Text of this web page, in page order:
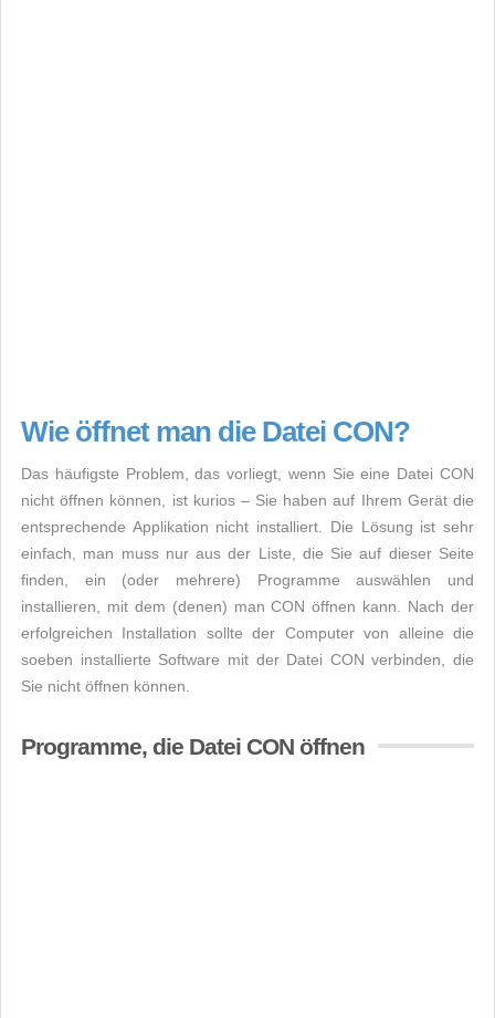
Wie öffnet man die Datei CON?
Das häufigste Problem, das vorliegt, wenn Sie eine Datei CON
nicht öffnen können, ist kurios – Sie haben auf Ihrem Gerät die
entsprechende Applikation nicht installiert. Die Lösung ist sehr
einfach, man muss nur aus der Liste, die Sie auf dieser Seite
finden, ein (oder mehrere) Programme auswählen und
installieren, mit dem (denen) man CON öffnen kann. Nach der
erfolgreichen Installation sollte der Computer von alleine die
soeben installierte Software mit der Datei CON verbinden, die
Sie nicht öffnen können.
Programme, die Datei CON öffnen